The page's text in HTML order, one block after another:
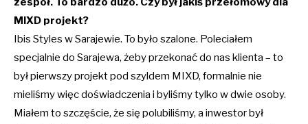
MIXD projekt?
Ibis Styles w Sarajewie. To było szalone. Poleciałem
specjalnie do Sarajewa, żeby przekonać do nas klienta – to
był pierwszy projekt pod szyldem MIXD, formalnie nie
mieliśmy więc doświadczenia i byliśmy tylko w dwie osoby.
Miałem to szczęście, że się polubiliśmy, a inwestor był